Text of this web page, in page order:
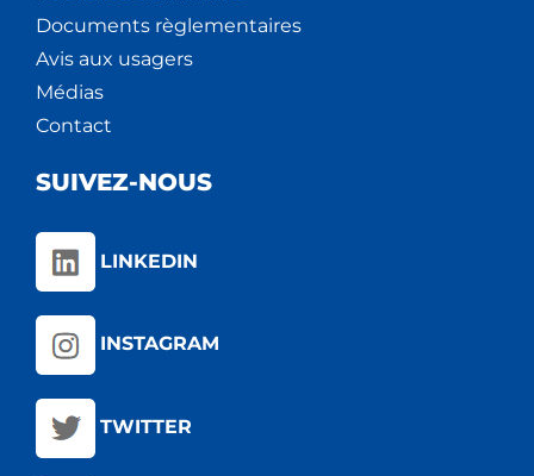
Documents règlementaires
Avis aux usagers
Médias
Contact
SUIVEZ-NOUS
LINKEDIN
INSTAGRAM
TWITTER